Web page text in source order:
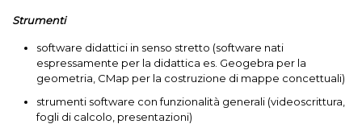
Strumenti
software didattici in senso stretto (software nati
espressamente per la didattica es. Geogebra per la
geometria, CMap per la costruzione di mappe concettuali)
strumenti software con funzionalità generali (videoscrittura,
fogli di calcolo, presentazioni)